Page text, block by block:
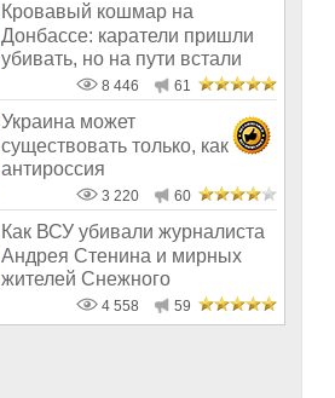
Кровавый кошмар на
Донбассе: каратели пришли
убивать, но на пути встали
8 446 61
Украина может
существовать только, как
антироссия
3 220 60
Как ВСУ убивали журналиста
Андрея Стенина и мирных
жителей Снежного
4 558 59